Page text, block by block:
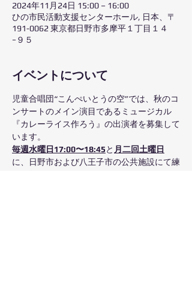
2024年11月24日 15:00 – 16:00
ひの市民活動支援センターホール, 日本、〒
191-0062 東京都日野市多摩平１丁目１４
−９５
イベントについて
児童合唱団“こんぺいとうの空”では、秋のコ
ンサートのメイン演目であるミュージカル
『カレーライス作ろう』の出演者を募集して
います。
毎週水曜日17:00〜18:45と 月二回土曜日
に、日野市および八王子市の公共施設にて練